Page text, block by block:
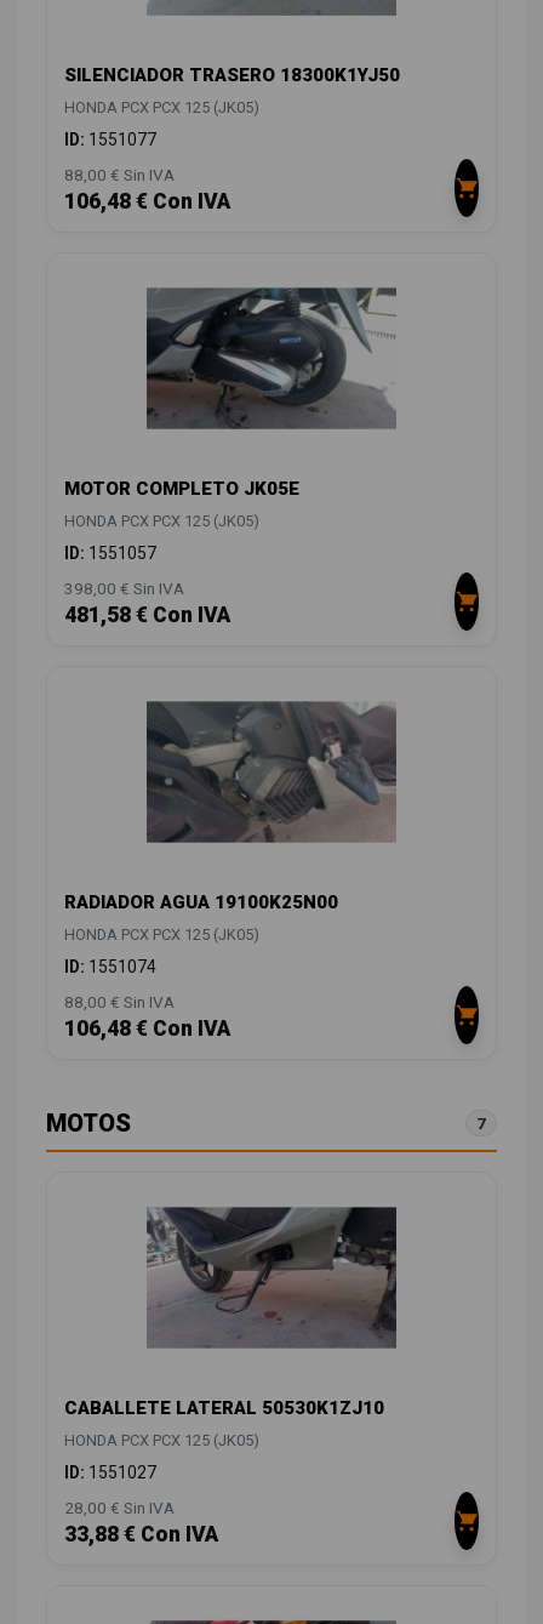
SILENCIADOR TRASERO 18300K1YJ50
HONDA PCX PCX 125 (JK05)
ID: 1551077
88,00 € Sin IVA
106,48 € Con IVA
MOTOR COMPLETO JK05E
HONDA PCX PCX 125 (JK05)
ID: 1551057
398,00 € Sin IVA
481,58 € Con IVA
RADIADOR AGUA 19100K25N00
HONDA PCX PCX 125 (JK05)
ID: 1551074
88,00 € Sin IVA
106,48 € Con IVA
MOTOS 7
CABALLETE LATERAL 50530K1ZJ10
HONDA PCX PCX 125 (JK05)
ID: 1551027
28,00 € Sin IVA
33,88 € Con IVA